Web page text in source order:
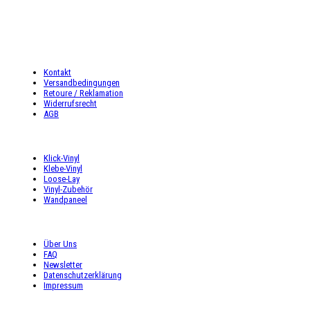
Kontakt
Versandbedingungen
Retoure / Reklamation
Widerrufsrecht
AGB
Klick-Vinyl
Klebe-Vinyl
Loose-Lay
Vinyl-Zubehör
Wandpaneel
Über Uns
FAQ
Newsletter
Datenschutzerklärung
Impressum